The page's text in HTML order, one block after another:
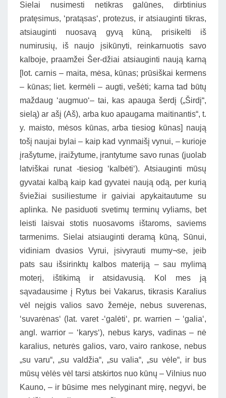
Sielai nusimesti netikras galūnes, dirbtinius
pratęsimus, ‘pratąsas‘, protezus, ir atsiauginti tikras,
atsiauginti nuosavą gyvą kūną, prisikelti iš
numirusių, iš naujo įsikūnyti, reinkarnuotis savo
kalboje, praamžei Šer-džiai atsiauginti naują karną
[lot. carnis – maita, mėsa, kūnas; prūsiškai kermens
– kūnas; liet. kermėli – augti, vešėti; karna tad būtų
maždaug ‘augmuo‘– tai, kas apauga šerdį („Širdį“,
sielą) ar ašį (Aš), arba kuo apaugama maitinantis“, t.
y. maisto, mėsos kūnas, arba tiesiog kūnas] naują
tošį naujai bylai – kaip kad vynmaišį vynui, – kurioje
įrašytume, įraižytume, įrantytume savo runas (juolab
latviškai runat -tiesiog ‘kalbėti‘). Atsiauginti mūsų
gyvatai kalbą kaip kad gyvatei naują odą, per kurią
šviežiai susiliestume ir gaiviai apykaitautume su
aplinka. Ne pasiduoti svetimų terminų vyliams, bet
leisti laisvai stotis nuosavoms ištaroms, saviems
tarmenims. Sielai atsiauginti deramą kūną, Sūnui,
vidiniam dvasios Vyrui, įsivyrauti mumy¬se, jeib
pats sau išsirinktų kalbos materiją – sau mylimą
moterį, ištikimą ir atsidavusią. Kol mes ją
sąvadausime į Rytus bei Vakarus, tikrasis Karalius
vėl neįgis valios savo žemėje, nebus suverenas,
‘suvarėnas‘ (lat. varet -‘galėti‘, pr. warrien – ‘galia‘,
angl. warrior – ‘karys‘), nebus karys, vadinas – nė
karalius, neturės galios, varo, vairo rankose, nebus
„su varu“, „su valdžia“, „su valia“, „su vėle“, ir bus
mūsų vėlės vėl tarsi atskirtos nuo kūnų – Vilnius nuo
Kauno, – ir būsime mes nelyginant mirę, negyvi, be